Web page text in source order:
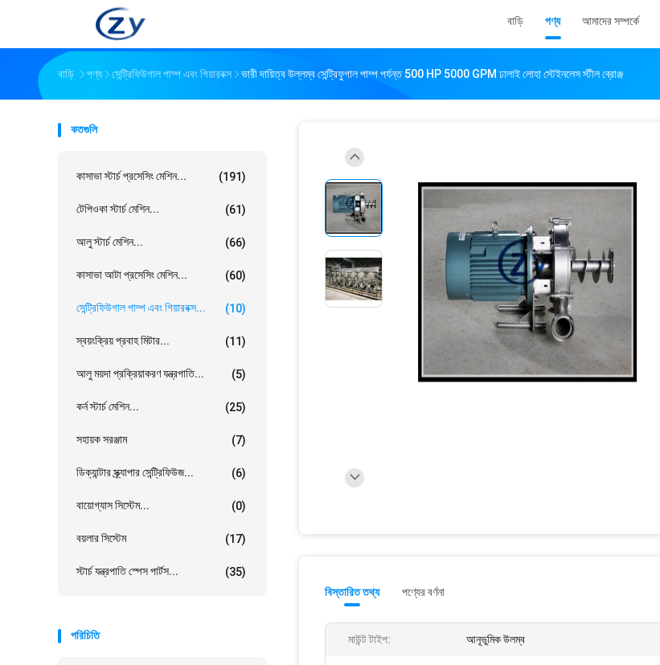
বাড়ি পণ্য আমাদের সম্পর্কে
বাড়ি পণ্য সেন্ট্রিফিউগাল পাম্প এবং গিয়ারবক্স ভারী দায়িত্ব উল্লম্ব সেন্ট্রিফুগাল পাম্প পর্যন্ত 500 HP 5000 GPM ঢালাই লোহা স্টেইনলেস স্টীল ব্রোঞ্জ
কতগুলি
কাসাভা স্টার্চ প্রসেসিং মেশিন... (191)
টেপিওকা স্টার্চ মেশিন... (61)
আলু স্টার্চ মেশিন... (66)
কাসাভা আটা প্রসেসিং মেশিন... (60)
সেন্ট্রিফিউগাল পাম্প এবং গিয়ারবক্স... (10)
স্বয়ংক্রিয় প্রবাহ মিটার... (11)
আলু ময়দা প্রক্রিয়াকরণ যন্ত্রপাতি... (5)
কর্ন স্টার্চ মেশিন... (25)
সহায়ক সরঞ্জাম (7)
ডিক্যান্টার স্ক্র্যাপার সেন্ট্রিফিউজ... (6)
বায়োগ্যাস সিস্টেম... (0)
বয়লার সিস্টেম (17)
স্টার্চ যন্ত্রপাতি স্পেস পার্টস... (35)
পরিচিতি
বিস্তারিত তথ্য পণ্যের বর্ণনা
মাউন্ট টাইপ: আনূভুমিক উলম্ব